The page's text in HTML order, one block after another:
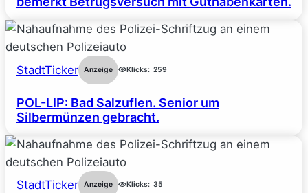
StadtTicker Anzeige Klicks: 259
POL-LIP: Bad Salzuflen. Senior um
Silbermünzen gebracht.
StadtTicker Anzeige Klicks: 35